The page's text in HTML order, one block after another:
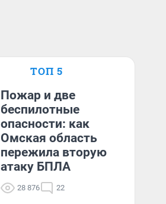
ТОП 5
Пожар и две
беспилотные
опасности: как
Омская область
пережила вторую
атаку БПЛА
28 876 22